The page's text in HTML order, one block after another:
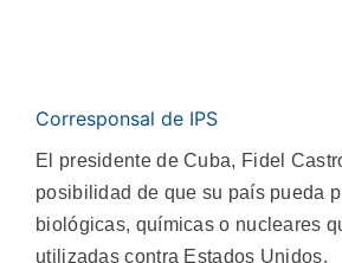
Corresponsal de IPS
El presidente de Cuba, Fidel
posibilidad de que su país pueda
biológicas, químicas o nucleares
utilizadas contra Estados Unidos.